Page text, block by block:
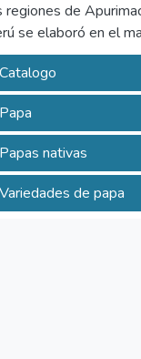
regiones de
se elaboró en el
“Identificación
el cambio
de papas
mediante la
de germoplasma
recursos genéticos
el año 2016 se
Catalogo
Papa
Papas nativas
Variedades de papa